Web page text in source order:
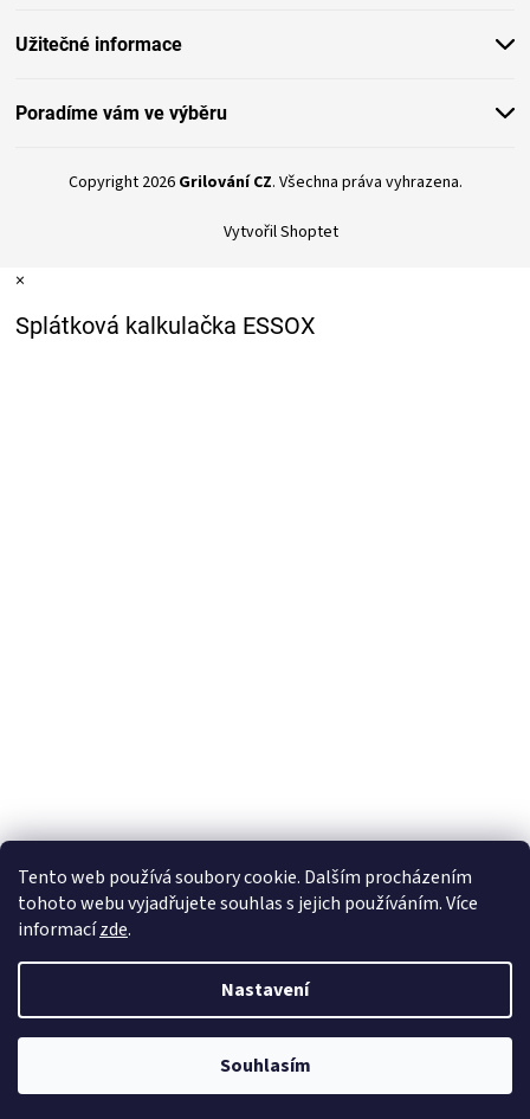
Tento web používá soubory cookie. Dalším procházením
tohoto webu vyjadřujete souhlas s jejich používáním. Více
informacízde.
Nastavení
Souhlasím
Užitečné informace
Poradíme vám ve výběru
Vytvořil Shoptet
Copyright 2026 Grilování CZ. Všechna práva vyhrazena.
×
Splátková kalkulačka ESSOX